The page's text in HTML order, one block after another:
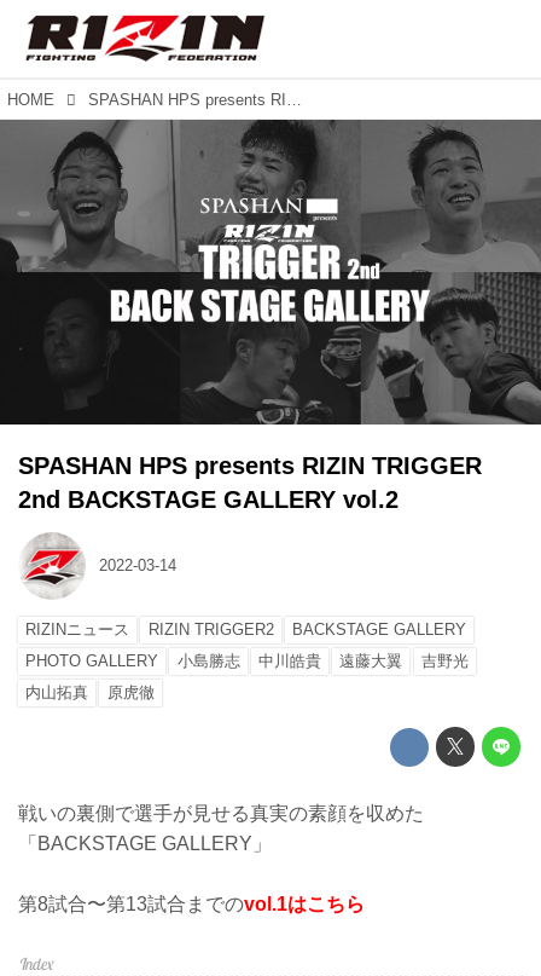
HOME SPASHAN HPS presents RIZIN TRIGGER 2nd BACKSTAGE GALLERY vol.2
SPASHAN HPS presents RIZIN TRIGGER
2nd BACKSTAGE GALLERY vol.2
2022-03-14
RIZINニュース RIZIN TRIGGER2
BACKSTAGE GALLERY
PHOTO GALLERY
小島勝志 中川皓貴 遠藤大翼
吉野光
内山拓真
原虎徹
戦いの裏側で選手が見せる真実の素顔を収めた
「BACKSTAGE GALLERY」
第8試合〜第13試合までのvol.1はこちら